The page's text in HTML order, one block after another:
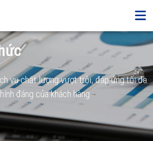
vụ chất lượng vượt trội, đáp ứng tối đa
đáng của khách hàng